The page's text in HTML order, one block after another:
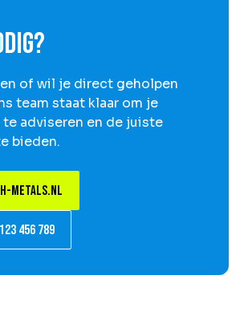
of wil je direct geholpen
team staat klaar om je
adviseren en de juiste
bieden.
metals.nl
456 789